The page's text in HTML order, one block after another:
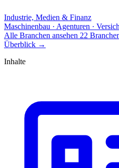
Industrie, Medien & Finanz
Maschinenbau · Agenturen ·
Alle Branchen ansehen 22
Überblick →
Inhalte